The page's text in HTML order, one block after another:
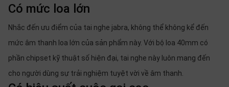
Có mức loa lớn
Nhắc đến ưu điểm của tai nghe jabra, không thể không kể đến
mức âm thanh loa lớn của sản phẩm này. Với bộ loa 40mm có
phần chipset kỹ thuật số hiện đại, tai nghe này luôn mang đến
cho người dùng sự trải nghiệm tuyệt vời về âm thanh.